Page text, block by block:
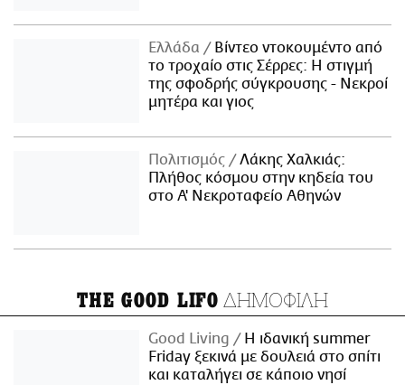
Ελλάδα
Βίντεο ντοκουμέντο από
το τροχαίο στις Σέρρες: Η στιγμή
της σφοδρής σύγκρουσης - Νεκροί
μητέρα και γιος
Πολιτισμός
Λάκης Χαλκιάς:
Πλήθος κόσμου στην κηδεία του
στο Α' Νεκροταφείο Αθηνών
THE GOOD LIFO ΔΗΜΟΦΙΛΗ
Good Living
Η ιδανική summer
Friday ξεκινά με δουλειά στο σπίτι
και καταλήγει σε κάποιο νησί